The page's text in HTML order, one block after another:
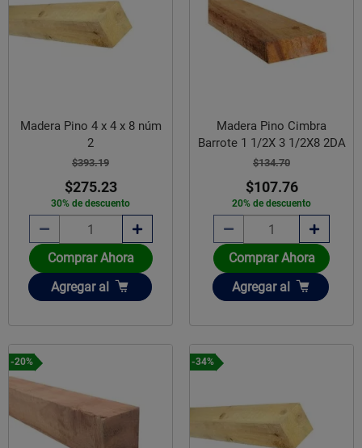
Madera Pino 4 x 4 x 8 núm
2
$393.19
$275.23
30% de descuento
Comprar Ahora
Añadir
Agregar al
Madera Pino Cimbra
Barrote 1 1/2X 3 1/2X8 2DA
$134.70
$107.76
20% de descuento
Comprar Ahora
Añadir
Agregar al
-20% -34%